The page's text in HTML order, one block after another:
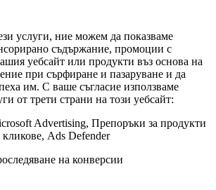
услуги, ние можем да показваме
съдържание, промоции с
уебсайт или продукти въз основа на
при сърфиране и пазаруване и да
им. С ваше съгласие използваме
от трети страни на този уебсайт:
Advertising, Препоръки за продукти
кликове, Ads Defender
на конверсии